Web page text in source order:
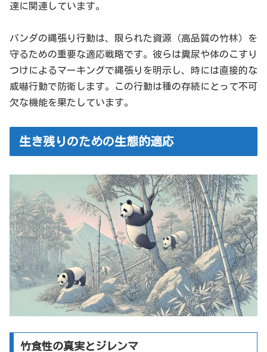
達に関連しています。
パンダの縄張り行動は、限られた資源（高品質の竹林）を
守るための重要な適応戦略です。彼らは糞尿や体のこすり
つけによるマーキングで縄張りを明示し、時には直接的な
威嚇行動で防衛します。この行動は種の存続にとって不可
欠な機能を果たしています。
生き残りのための生態的適応
竹食性の真実とジレンマ